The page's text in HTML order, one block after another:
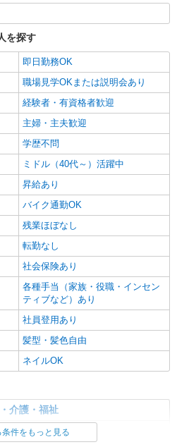
を探す
即日勤務OK
職場見学OKまたは説明会あり
経験者・有資格者歓迎
主婦・主夫歓迎
学歴不問
ミドル（40代～）活躍中
昇給あり
バイク通勤OK
残業ほぼなし
転勤なし
社会保険あり
各種手当（家族・役職・インセン
ティブなど）あり
社員登用あり
髪型・髪色自由
ネイルOK
介護・福祉
条件をもっと見る